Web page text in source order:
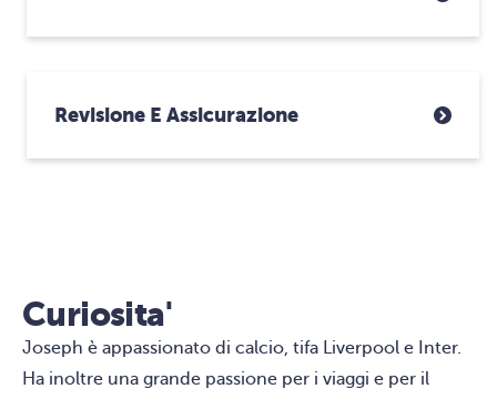
Revisione E Assicurazione
Curiosita'
Joseph è appassionato di calcio, tifa Liverpool e Inter.
Ha inoltre una grande passione per i viaggi e per il